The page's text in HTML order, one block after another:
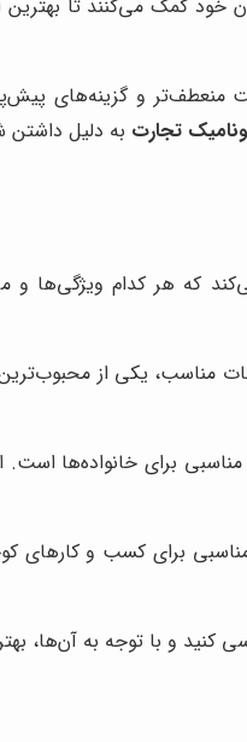
خود کمک می‌کنند تا
منعطف‌تر و گزینه‌های
تجارت به دلیل داشتن
که هر کدام ویژگی‌ها
یکی از
برای خانواده‌ها
مناسبی برای کسب و
کنید و با توجه به آن‌ها،